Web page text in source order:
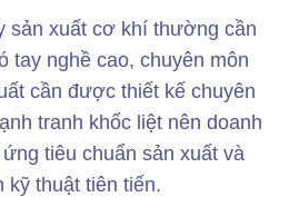
sản xuất cơ khí thường cần
tay nghề cao, chuyên môn
cần được thiết kế chuyên
tranh khốc liệt nên doanh
tiêu chuẩn sản xuất và
kỹ thuật tiên tiến.